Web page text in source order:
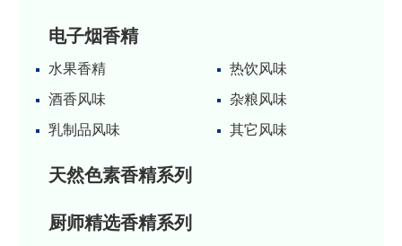
电子烟香精
水果香精
热饮风味
酒香风味
杂粮风味
乳制品风味
其它风味
天然色素香精系列
厨师精选香精系列